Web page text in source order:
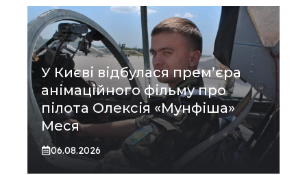
У Києві відбулася прем’єра
анімаційного фільму про
пілота Олексія «Мунфіша»
Меся
06.08.2026